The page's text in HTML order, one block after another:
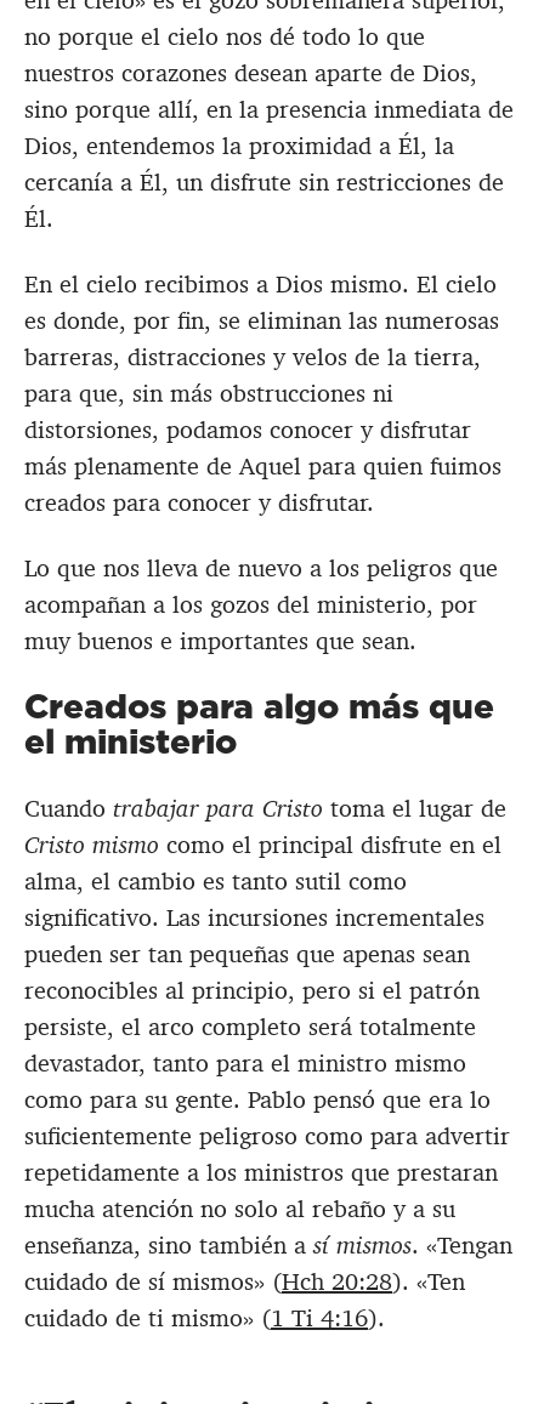
no porque el cielo nos dé todo lo que
nuestros corazones desean aparte de Dios,
sino porque allí, en la presencia inmediata de
Dios, entendemos la proximidad a Él, la
cercanía a Él, un disfrute sin restricciones de
Él.
En el cielo recibimos a Dios mismo. El cielo
es donde, por fin, se eliminan las numerosas
barreras, distracciones y velos de la tierra,
para que, sin más obstrucciones ni
distorsiones, podamos conocer y disfrutar
más plenamente de Aquel para quien fuimos
creados para conocer y disfrutar.
Lo que nos lleva de nuevo a los peligros que
acompañan a los gozos del ministerio, por
muy buenos e importantes que sean.
Creados para algo más que
el ministerio
Cuando trabajar para Cristo toma el lugar de
Cristo mismo como el principal disfrute en el
alma, el cambio es tanto sutil como
significativo. Las incursiones incrementales
pueden ser tan pequeñas que apenas sean
reconocibles al principio, pero si el patrón
persiste, el arco completo será totalmente
devastador, tanto para el ministro mismo
como para su gente. Pablo pensó que era lo
suficientemente peligroso como para advertir
repetidamente a los ministros que prestaran
mucha atención no solo al rebaño y a su
enseñanza, sino también así mismos. «Tengan
cuidado de sí mismos» (Hch 20:28). «Ten
cuidado de ti mismo» (1 Ti 4:16).